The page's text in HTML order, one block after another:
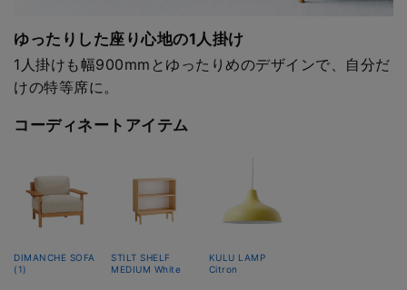
ゆったりした座り心地の1人掛け
1人掛けも幅900mmとゆったりめのデザインで、自分だ
けの特等席に。
コーディネートアイテム
DIMANCHE SOFA
(1)
STILT SHELF
MEDIUM White
KULU LAMP
Citron